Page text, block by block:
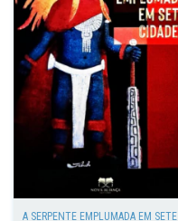
A SERPENTE EMPLUMADA EM SETE